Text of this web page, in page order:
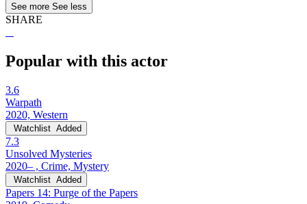
See more See less
SHARE
Popular with this actor
3.6
Warpath
2020, Western
Watchlist Added
7.3
Unsolved Mysteries
2020– , Crime, Mystery
Watchlist Added
Papers 14: Purge of the Papers